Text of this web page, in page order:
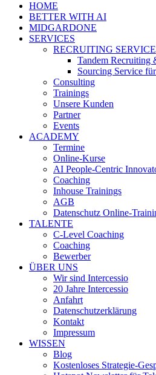
HOME
BETTER WITH AI
MIDGARDONE
SERVICES
RECRUITING SERVICE
Tandem Recruiting
Sourcing Service
Consulting
Trainings
Unsere Kunden
Partner
Events
ACADEMY
Termine
Online-Kurse
AI People-Centric
Coaching
Inhouse Trainings
AGB
Datenschutz Online-
TALENTE
C-Level Coaching
Coaching
Bewerber
ÜBER UNS
Wir sind Intercessio
20 Jahre Intercessio
Anfahrt
Datenschutzerklärung
Kontakt
Impressum
WISSEN
Blog
Kostenloses Strategie-